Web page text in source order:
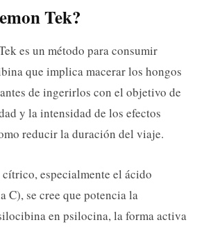
Tek?
es un método para consumir
que implica macerar los hongos
de ingerirlos con el objetivo de
y la intensidad de los efectos
reducir la duración del viaje.
especialmente el ácido
C), se cree que potencia la
en psilocina, la forma activa